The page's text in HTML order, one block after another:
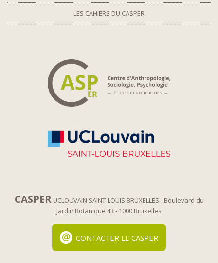
LES CAHIERS DU CASPER
CASPER UCLOUVAIN SAINT-LOUIS BRUXELLES - Boulevard du
Jardin Botanique 43 - 1000 Bruxelles
CONTACTER LE CASPER